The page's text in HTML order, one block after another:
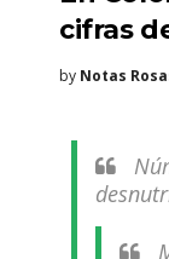
cifras
by Notas